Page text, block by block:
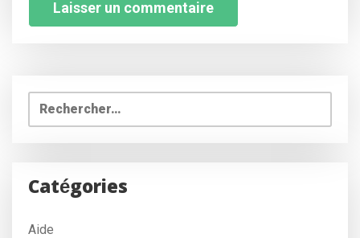
Rechercher :
Catégories
Aide